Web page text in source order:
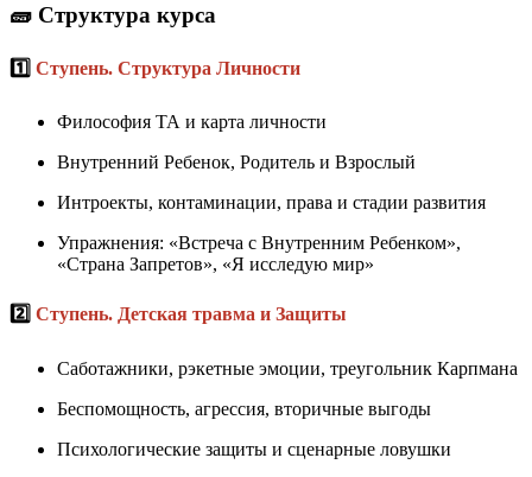
🧱 Структура курса
1️⃣ Ступень. Структура Личности
Философия ТА и карта личности
Внутренний Ребенок, Родитель и Взрослый
Интроекты, контаминации, права и стадии развития
Упражнения: «Встреча с Внутренним Ребенком»,
«Страна Запретов», «Я исследую мир»
2️⃣ Ступень. Детская травма и Защиты
Саботажники, рэкетные эмоции, треугольник Карпмана
Беспомощность, агрессия, вторичные выгоды
Психологические защиты и сценарные ловушки